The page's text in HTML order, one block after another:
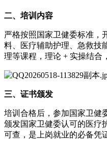
二、培训内容
严格按照国家卫健委标准，
料、医疗辅助护理、急救技
理等课程，理论 + 实操结合
三、证书颁发
培训合格后，参加国家卫健
颁发国家卫健委认可的医疗
可查，是上岗就业的必备凭